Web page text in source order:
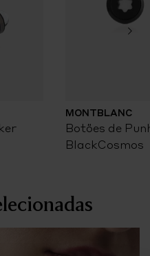
MONTBLANC
Botões de
BlackCosmos